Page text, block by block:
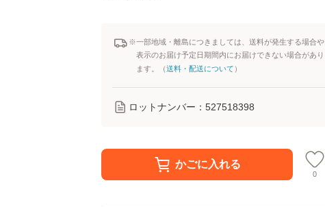
※一部地域・離島につきましては、送料が発生する場合や
表示のお届け予定日期間内にお届けできない場合があり
ます。（送料・配送について ）
ロットナンバー： 527518398
かごに入れる
0